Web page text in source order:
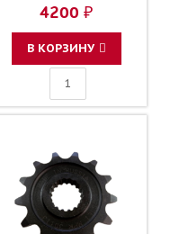
зубов 52 / MRP JTR210
1-3559-52
4200 ₽
В КОРЗИНУ